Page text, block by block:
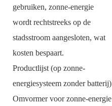
gebruiken, zonne-energie
wordt rechtstreeks op de
stadsstroom aangesloten, wat
kosten bespaart.
Productlijst (op zonne-
energiesysteem zonder batterij)
Omvormer voor zonne-energie